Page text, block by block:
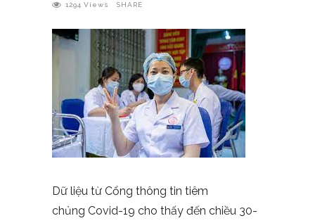
1294 Views SHARE
Dữ liệu từ Cổng thông tin tiêm
chủng Covid-19 cho thấy đến chiều 30-